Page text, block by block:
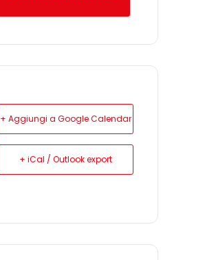
+ Aggiungi a Google Calendar
+ iCal / Outlook export